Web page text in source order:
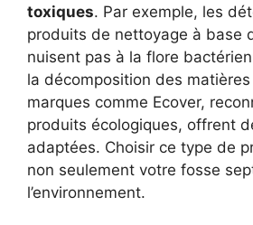
toxiques. Par exemple, les
produits de nettoyage à base
nuisent pas à la flore
la décomposition des
marques comme Ecover,
produits écologiques, offrent
adaptées. Choisir ce type de
non seulement votre fosse
l’environnement.